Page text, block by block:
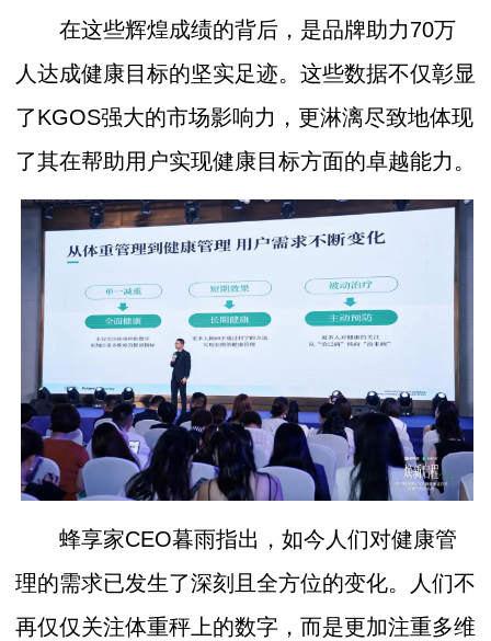
在这些辉煌成绩的背后，是品牌助力70万
人达成健康目标的坚实足迹。这些数据不仅彰显
了KGOS强大的市场影响力，更淋漓尽致地体现
了其在帮助用户实现健康目标方面的卓越能力。
蜂享家CEO暮雨指出，如今人们对健康管
理的需求已发生了深刻且全方位的变化。人们不
再仅仅关注体重秤上的数字，而是更加注重多维